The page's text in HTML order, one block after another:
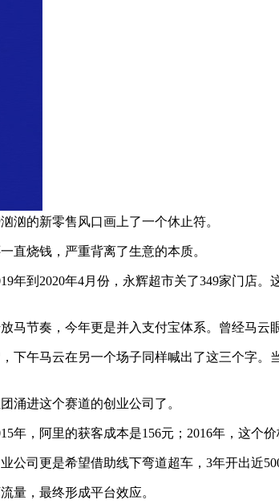
汹的新零售风口画上了一个休止符。
直烧钱，严重背离了生意的本质。
年到2020年4月份，永辉超市关了349家门店
马节奏，今年更是并入支付宝体系。曾经马云
下午马云在另一个场子同样喊出了这三个字
涌进这个赛道的创业公司了。
年，阿里的获客成本是156元；2016年，这个
司更是希望借助线下弯道超车，3年开出近
量，最终形成平台效应。